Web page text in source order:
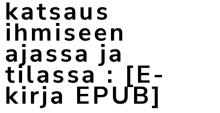
katsaus
ihmiseen
ajassa ja
tilassa : [E-
kirja EPUB]